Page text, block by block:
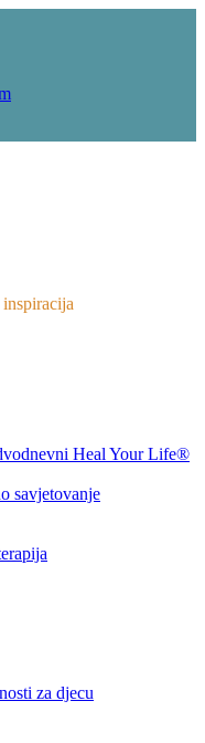
Heal Your Life®
savjetovanje
za djecu